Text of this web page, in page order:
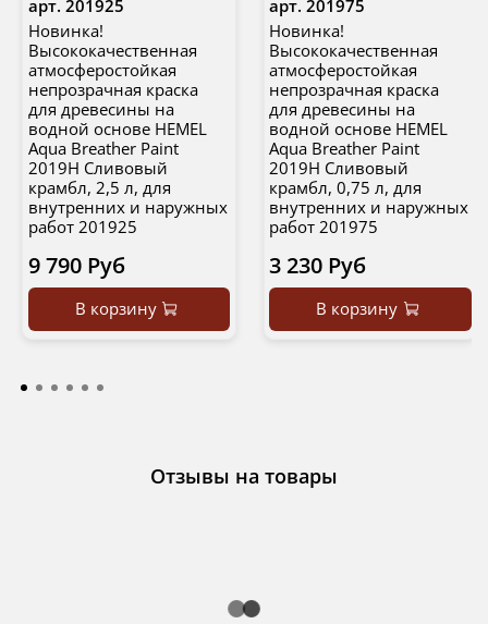
арт. 201925
Новинка!
Высококачественная
атмосферостойкая
непрозрачная краска
для древесины на
водной основе HEMEL
Aqua Breather Paint
2019H Сливовый
крамбл, 2,5 л, для
внутренних и наружных
работ 201925
9 790 Руб
В корзину
арт. 201975
Новинка!
Высококачественная
атмосферостойкая
непрозрачная краска
для древесины на
водной основе HEMEL
Aqua Breather Paint
2019H Сливовый
крамбл, 0,75 л, для
внутренних и наружных
работ 201975
3 230 Руб
В корзину
Отзывы на товары